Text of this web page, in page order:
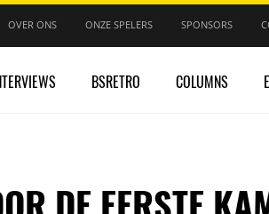
OVER ONS ONZE SPELERS SPONSORS
BSRETRO COLUMNS